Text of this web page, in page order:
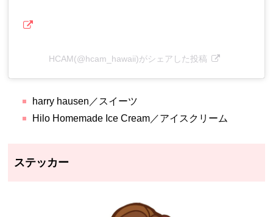
HCAM(@hcam_hawaii)がシェアした投稿
harry hausen／スイーツ
Hilo Homemade Ice Cream／アイスクリーム
ステッカー